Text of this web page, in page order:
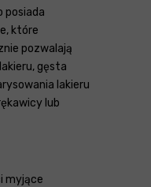
posiada
które
pozwalają
gęsta
lakieru
lub
myjące